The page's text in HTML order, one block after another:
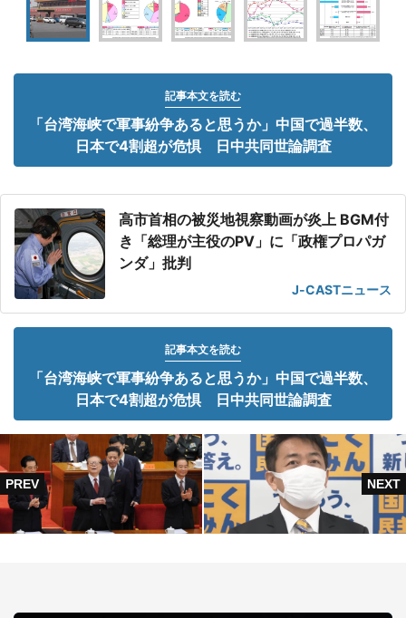
記事本文を読む
「台湾海峡で軍事紛争あると思うか」中国で過半数、
日本で4割超が危惧 日中共同世論調査
高市首相の被災地視察動画が炎上 BGM付
き「総理が主役のPV」に「政権プロパガ
ンダ」批判
J-CASTニュース
記事本文を読む
「台湾海峡で軍事紛争あると思うか」中国で過半数、
日本で4割超が危惧 日中共同世論調査